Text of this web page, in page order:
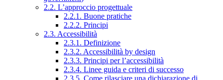
2.2. L’approccio progettuale
2.2.1. Buone pratiche
2.2.2. Principi
2.3. Accessibilità
2.3.1. Definizione
2.3.2. Accessibilità by design
2.3.3. Principi per l’accessibilità
2.3.4. Linee guida e criteri di successo
2.3.5. Come rilasciare una dichiarazione di